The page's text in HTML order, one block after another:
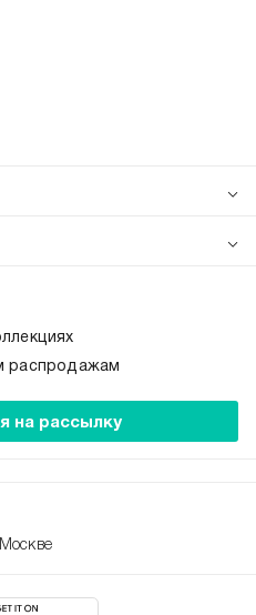
распродажам
на рассылку